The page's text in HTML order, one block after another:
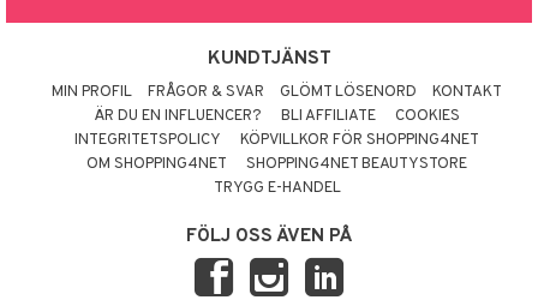
KUNDTJÄNST
MIN PROFIL FRÅGOR & SVAR GLÖMT LÖSENORD
KONTAKT
ÄR DU EN INFLUENCER?
BLI AFFILIATE
COOKIES
INTEGRITETSPOLICY
KÖPVILLKOR FÖR SHOPPING4NET
OM SHOPPING4NET
SHOPPING4NET BEAUTYSTORE
TRYGG E-HANDEL
FÖLJ OSS ÄVEN PÅ